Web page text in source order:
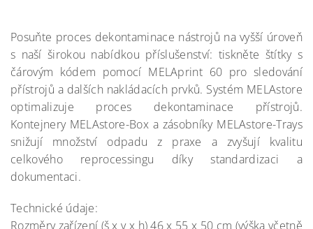
Posuňte proces dekontaminace nástrojů na vyšší úroveň
s naší širokou nabídkou příslušenství: tiskněte štítky s
čárovým kódem pomocí MELAprint 60 pro sledování
přístrojů a dalších nakládacích prvků. Systém MELAstore
optimalizuje proces dekontaminace přístrojů.
Kontejnery MELAstore-Box a zásobníky MELAstore-Trays
snižují množství odpadu z praxe a zvyšují kvalitu
celkového reprocessingu díky standardizaci a
dokumentaci.
Technické údaje:
Rozměry zařízení (š x v x h) 46 x 55 x 50 cm (výška včetně